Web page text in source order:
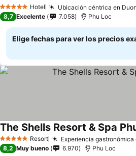
5 Estrellas Hotel Ubicación céntrica en
8,7 Excelente 7.058 Phu Loc
Elige fechas para ver los precios
5 Estrellas Resort Experiencia
The Shells Resort & Spa
8,2 Muy bueno 6.970 Phu Loc